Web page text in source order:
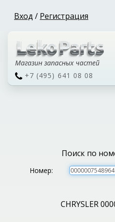
Вход / Регистрация
Магазин запасных частей
+7 (495) 641 08 08
Поиск по
Номер:
CHRYSLER